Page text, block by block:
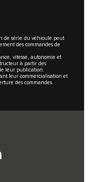
de série du véhicule peut
des commandes de
vitesse, autonomie et
à partir des
leur publication.
leur commercialisation et
des commandes.